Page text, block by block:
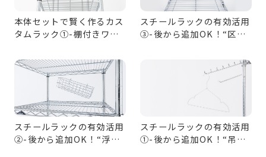
本体セットで賢く作るカス
タムラック①-棚付きワー
スチールラックの有効活用
③-後から追加OK！“区切
スチールラックの有効活用
②-後から追加OK！“浮か
スチールラックの有効活用
①-後から追加OK！“吊る